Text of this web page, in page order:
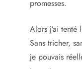
promesses.
Alors j’ai tenté
Sans tricher,
je pouvais